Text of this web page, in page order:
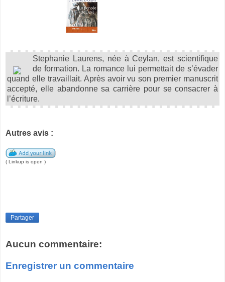
Stephanie Laurens, née à Ceylan, est scientifique
de formation. La romance lui permettait de s’évader
quand elle travaillait. Après avoir vu son premier manuscrit
accepté, elle abandonne sa carrière pour se consacrer à
l’écriture.
Autres avis :
( Linkup is open )
Partager
Aucun commentaire:
Enregistrer un commentaire